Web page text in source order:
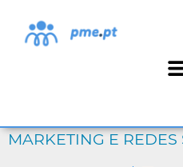
MARKETING E REDES